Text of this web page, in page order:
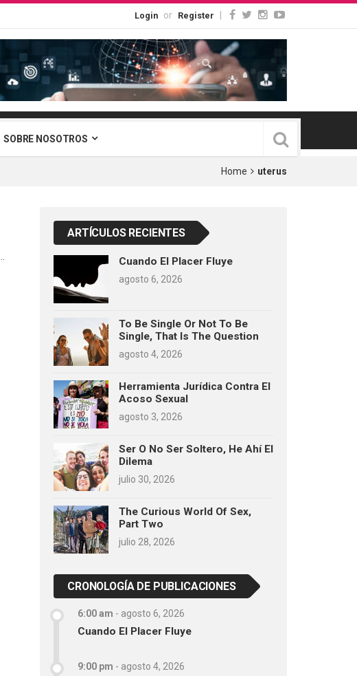
Login or Register
SOBRE NOSOTROS
Home uterus
ARTÍCULOS RECIENTES
Cuando El Placer Fluye
agosto 6, 2026
To Be Single Or Not To Be
Single, That Is The Question
agosto 4, 2026
Herramienta Jurídica Contra El
Acoso Sexual
agosto 3, 2026
Ser O No Ser Soltero, He Ahí El
Dilema
julio 30, 2026
The Curious World Of Sex,
Part Two
julio 28, 2026
CRONOLOGÍA DE PUBLICACIONES
6:00 am - agosto 6, 2026
Cuando El Placer Fluye
9:00 pm - agosto 4, 2026